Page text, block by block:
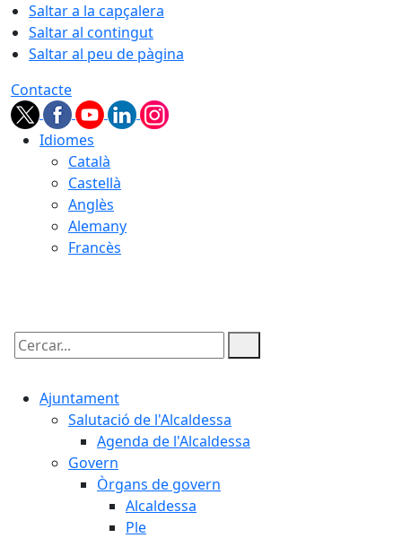
Saltar a la capçalera
Saltar al contingut
Saltar al peu de pàgina
Contacte
Idiomes
Català
Castellà
Anglès
Alemany
Francès
Cercar:
Ajuntament
Salutació de l'Alcaldessa
Agenda de l'Alcaldessa
Govern
Òrgans de govern
Alcaldessa
Ple